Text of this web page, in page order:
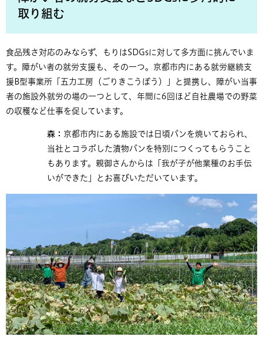
取り組む
食品残さ対応のみならず、もりはSDGsに対して多方面に挑んでいま
す。障がい者の就労支援も、その一つ。京都市内にある就労継続支
援B型事業所「五力工房（ごりきこうぼう）」と提携し、障がい当事
者の施設外就労の場の一つとして、年間に6回ほど自社農場での野菜
の収穫など仕事を促しています。
森： 京都市内にある施設では日頃パンを焼いておられ、
当社とコラボした漬物パンを特別につくってもらうこと
もあります。親御さんからは「我が子が他業種のお手伝
いができた」とお喜びいただいています。​